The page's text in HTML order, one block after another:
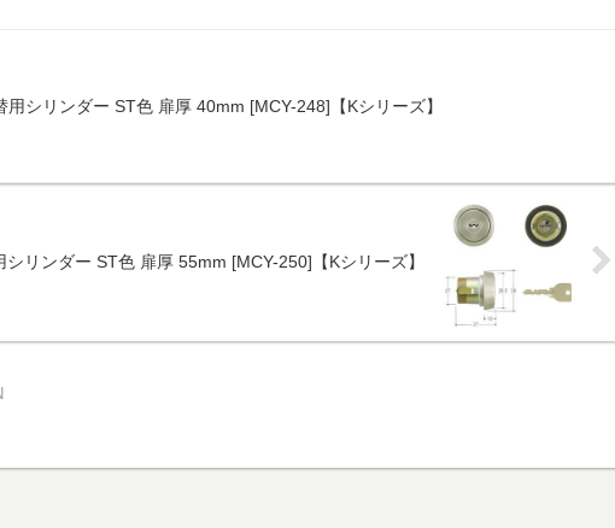
用シリンダー ST色 扉厚 40mm [MCY-248]【Kシリーズ】
シリンダー ST色 扉厚 55mm [MCY-250]【Kシリーズ】